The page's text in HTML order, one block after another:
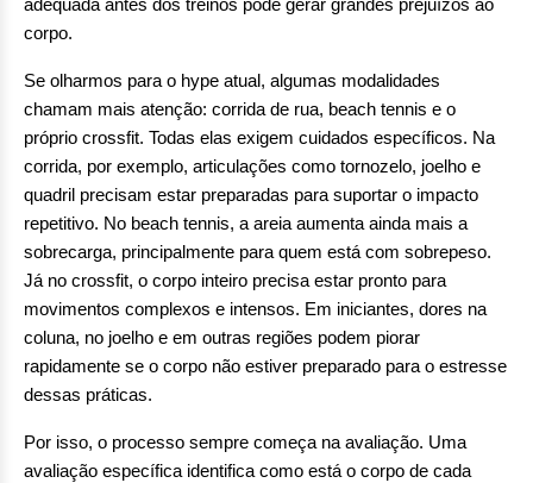
adequada antes dos treinos pode gerar grandes prejuízos ao
corpo.
Se olharmos para o hype atual, algumas modalidades
chamam mais atenção: corrida de rua, beach tennis e o
próprio crossfit. Todas elas exigem cuidados específicos. Na
corrida, por exemplo, articulações como tornozelo, joelho e
quadril precisam estar preparadas para suportar o impacto
repetitivo. No beach tennis, a areia aumenta ainda mais a
sobrecarga, principalmente para quem está com sobrepeso.
Já no crossfit, o corpo inteiro precisa estar pronto para
movimentos complexos e intensos. Em iniciantes, dores na
coluna, no joelho e em outras regiões podem piorar
rapidamente se o corpo não estiver preparado para o estresse
dessas práticas.
Por isso, o processo sempre começa na avaliação. Uma
avaliação específica identifica como está o corpo de cada